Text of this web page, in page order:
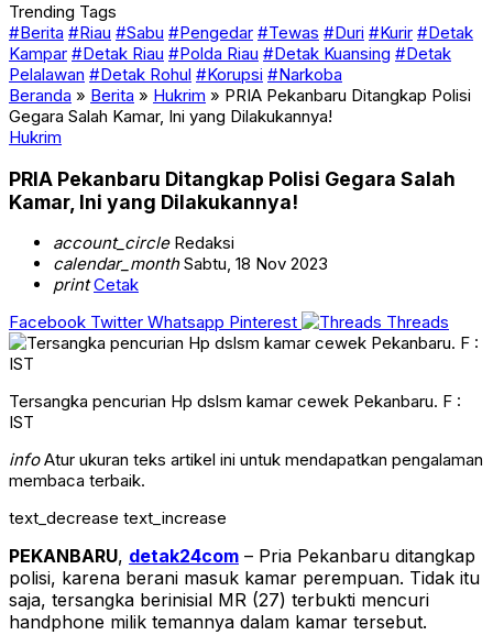
Trending Tags
#Berita #Riau #Sabu #Pengedar #Tewas #Duri #Kurir #Detak
Kampar #Detak Riau #Polda Riau #Detak Kuansing #Detak
Pelalawan #Detak Rohul #Korupsi #Narkoba
Beranda » Berita » Hukrim » PRIA Pekanbaru Ditangkap Polisi
Gegara Salah Kamar, Ini yang Dilakukannya!
Hukrim
PRIA Pekanbaru Ditangkap Polisi Gegara Salah
Kamar, Ini yang Dilakukannya!
account_circleRedaksi
calendar_monthSabtu, 18 Nov 2023
print Cetak
Facebook Twitter Whatsapp Pinterest Threads
Tersangka pencurian Hp dslsm kamar cewek Pekanbaru. F :
IST
infoAtur ukuran teks artikel ini untuk mendapatkan pengalaman
membaca terbaik.
text_decrease text_increase
PEKANBARU, detak24com – Pria Pekanbaru ditangkap
polisi, karena berani masuk kamar perempuan. Tidak itu
saja, tersangka berinisial MR (27) terbukti mencuri
handphone milik temannya dalam kamar tersebut.